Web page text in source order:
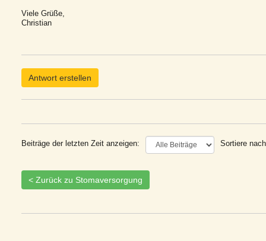
Viele Grüße,
Christian
Antwort erstellen
Beiträge der letzten Zeit anzeigen: Sortiere
< Zurück zu Stomaversorgung